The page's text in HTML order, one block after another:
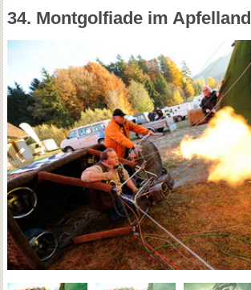
34. Montgolfiade im Apfelland